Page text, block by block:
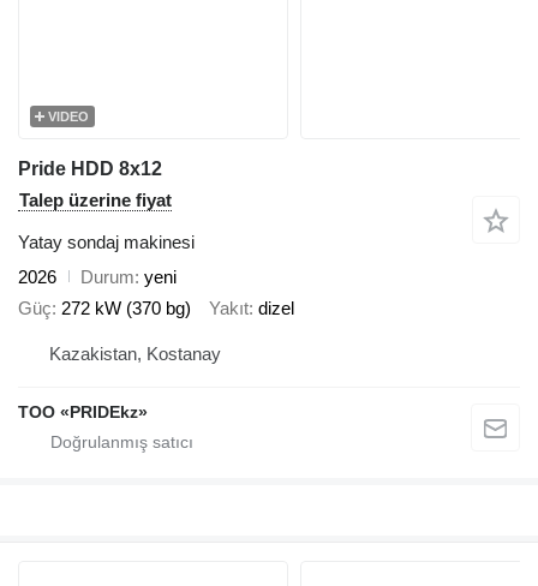
VIDEO
Pride HDD 8x12
Talep üzerine fiyat
Yatay sondaj makinesi
2026
Durum yeni
Güç 272 kW (370 bg) Yakıt dizel
Kazakistan, Kostanay
TOO «PRIDEkz»